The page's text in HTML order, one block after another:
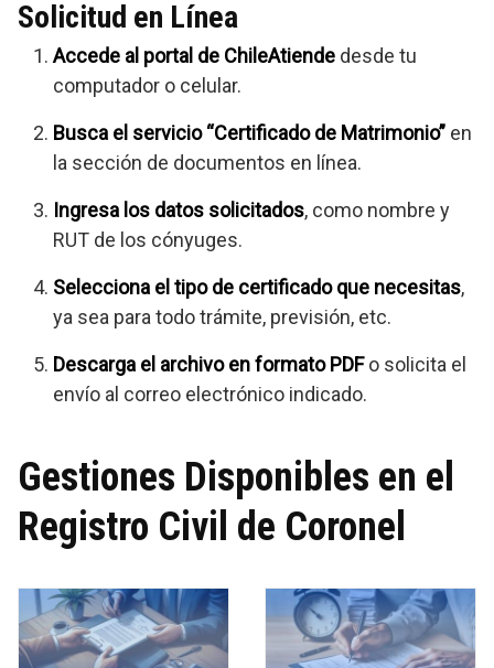
Solicitud en Línea
Accede al portal de ChileAtiende desde tu
computador o celular.
Busca el servicio “Certificado de Matrimonio” en
la sección de documentos en línea.
Ingresa los datos solicitados, como nombre y
RUT de los cónyuges.
Selecciona el tipo de certificado que necesitas,
ya sea para todo trámite, previsión, etc.
Descarga el archivo en formato PDFo solicita el
envío al correo electrónico indicado.
Gestiones Disponibles en el
Registro Civil de Coronel